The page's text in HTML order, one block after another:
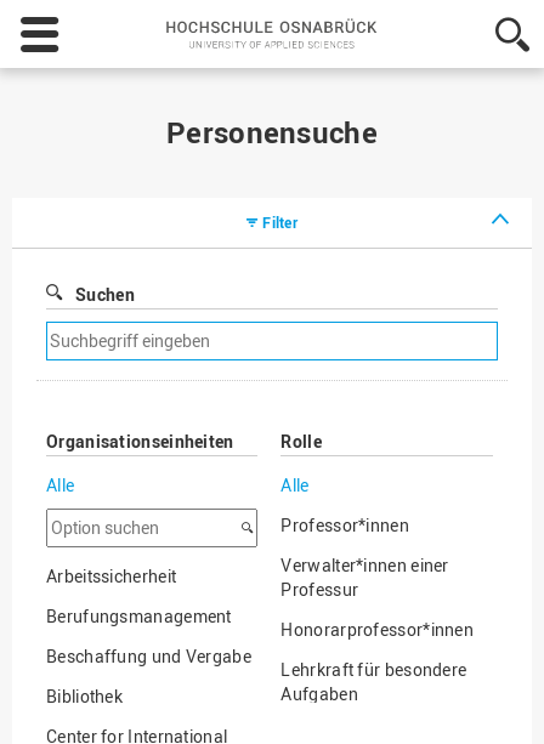
Hochschule
Osnabrück
-
Personensuche
Filter
Suchen
Suchfilter
entfernen
Organisationseinheiten
Alle
Option
suchen
Arbeitssicherheit
Berufungsmanagement
Beschaffung und Vergabe
Bibliothek
Center for International
Rolle
Alle
Professor*innen
Verwalter*innen einer
Professur
Honorarprofessor*innen
Lehrkraft für besondere
Aufgaben